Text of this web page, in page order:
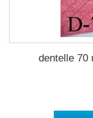
dentelle 70